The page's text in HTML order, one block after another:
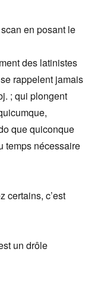
en posant le
des latinistes
rappelent jamais
; qui plongent
que quiconque
temps nécessaire
certains, c’est
un drôle